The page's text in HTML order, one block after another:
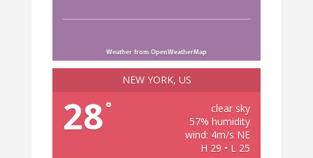
Weather from OpenWeatherMap
NEW YORK, US
28°
clear sky
57% humidity
wind: 4m/s NE
H 29 • L 25